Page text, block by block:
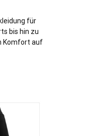
für
bis hin zu
Komfort auf